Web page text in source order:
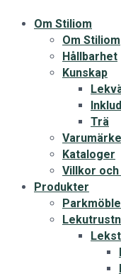
Om Stiliom
Om Stiliom
Hållbarhet
Kunskap
Trä
Kataloger
Villkor
Produkter